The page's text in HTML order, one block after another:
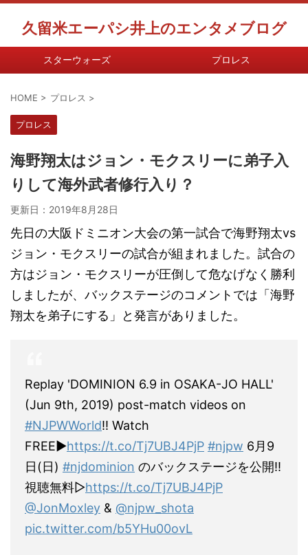
久留米エーパシ井上のエンタメブログ
スターウォーズ プロレス
HOME > プロレス >
プロレス
海野翔太はジョン・モクスリーに弟子入
りして海外武者修行入り？
更新日： 2019年8月28日
先日の大阪ドミニオン大会の第一試合で海野翔太vs
ジョン・モクスリーの試合が組まれました。試合の
方はジョン・モクスリーが圧倒して危なげなく勝利
しましたが、バックステージのコメントでは「海野
翔太を弟子にする」と発言がありました。
Replay 'DOMINION 6.9 in OSAKA-JO HALL'
(Jun 9th, 2019) post-match videos on
#NJPWWorld!! Watch
FREE▶︎https://t.co/Tj7UBJ4PjP #njpw 6月9
日(日) #njdominion のバックステージを公開!!
視聴無料▷https://t.co/Tj7UBJ4PjP
@JonMoxley & @njpw_shota
pic.twitter.com/b5YHu00ovL